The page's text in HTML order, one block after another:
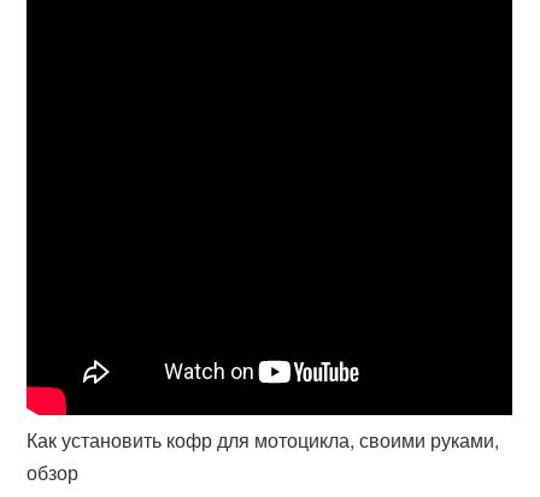
Как установить кофр для мотоцикла, своими руками,
обзор